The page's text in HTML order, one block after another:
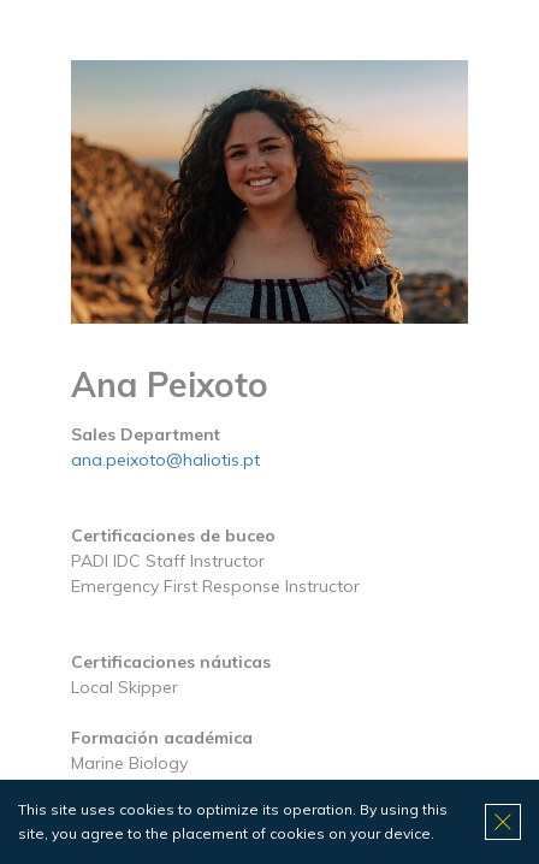
Ana Peixoto
Sales Department
ana.peixoto@haliotis.pt
Certificaciones de buceo
PADI IDC Staff Instructor
Emergency First Response Instructor
Certificaciones náuticas
Local Skipper
Formación académica
Marine Biology
This site uses cookies to optimize its operation. By using this
site, you agree to the placement of cookies on your device.